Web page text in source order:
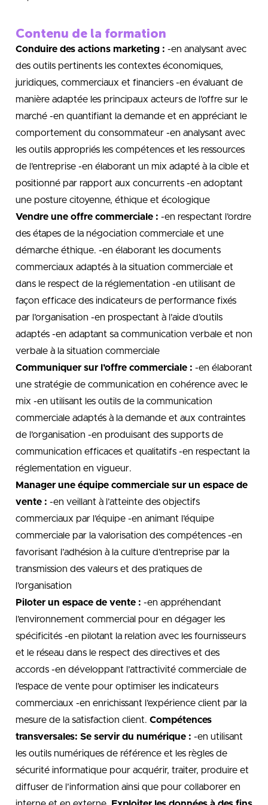
Contenu de la formation
Conduire des actions marketing : -en analysant avec
des outils pertinents les contextes économiques,
juridiques, commerciaux et financiers -en évaluant de
manière adaptée les principaux acteurs de l’offre sur le
marché -en quantifiant la demande et en appréciant le
comportement du consommateur -en analysant avec
les outils appropriés les compétences et les ressources
de l’entreprise -en élaborant un mix adapté à la cible et
positionné par rapport aux concurrents -en adoptant
une posture citoyenne, éthique et écologique
Vendre une offre commerciale : -en respectant l’ordre
des étapes de la négociation commerciale et une
démarche éthique. -en élaborant les documents
commerciaux adaptés à la situation commerciale et
dans le respect de la réglementation -en utilisant de
façon efficace des indicateurs de performance fixés
par l’organisation -en prospectant à l’aide d’outils
adaptés -en adaptant sa communication verbale et non
verbale à la situation commerciale
Communiquer sur l’offre commerciale : -en élaborant
une stratégie de communication en cohérence avec le
mix -en utilisant les outils de la communication
commerciale adaptés à la demande et aux contraintes
de l’organisation -en produisant des supports de
communication efficaces et qualitatifs -en respectant la
réglementation en vigueur.
Manager une équipe commerciale sur un espace de
vente : -en veillant à l’atteinte des objectifs
commerciaux par l’équipe -en animant l’équipe
commerciale par la valorisation des compétences -en
favorisant l’adhésion à la culture d’entreprise par la
transmission des valeurs et des pratiques de
l’organisation
Piloter un espace de vente : -en appréhendant
l’environnement commercial pour en dégager les
spécificités -en pilotant la relation avec les fournisseurs
et le réseau dans le respect des directives et des
accords -en développant l’attractivité commerciale de
l’espace de vente pour optimiser les indicateurs
commerciaux -en enrichissant l’expérience client par la
mesure de la satisfaction client. Compétences
transversales: Se servir du numérique : -en utilisant
les outils numériques de référence et les règles de
sécurité informatique pour acquérir, traiter, produire et
diffuser de l’information ainsi que pour collaborer en